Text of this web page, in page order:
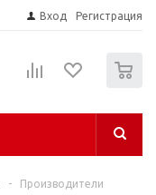
Вход Регистрация
- Производители